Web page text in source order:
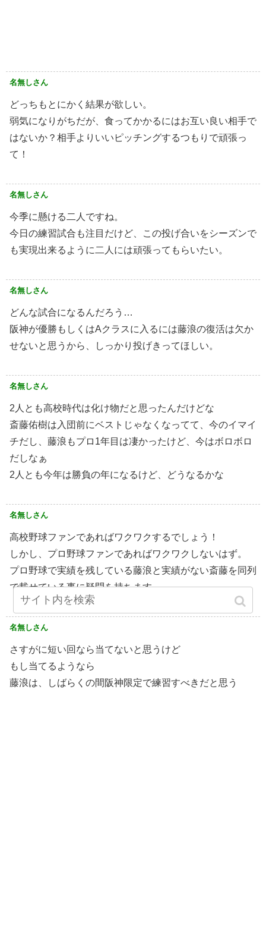
名無しさん
どっちもとにかく結果が欲しい。
弱気になりがちだが、食ってかかるにはお互い良い相手で
はないか？相手よりいいピッチングするつもりで頑張っ
て！
名無しさん
今季に懸ける二人ですね。
今日の練習試合も注目だけど、この投げ合いをシーズンで
も実現出来るように二人には頑張ってもらいたい。
名無しさん
どんな試合になるんだろう…
阪神が優勝もしくはAクラスに入るには藤浪の復活は欠か
せないと思うから、しっかり投げきってほしい。
名無しさん
2人とも高校時代は化け物だと思ったんだけどな
斎藤佑樹は入団前にベストじゃなくなってて、今のイマイ
チだし、藤浪もプロ1年目は凄かったけど、今はボロボロ
だしなぁ
2人とも今年は勝負の年になるけど、どうなるかな
名無しさん
高校野球ファンであればワクワクするでしょう！
しかし、プロ野球ファンであればワクワクしないはず。
プロ野球で実績を残している藤浪と実績がない斎藤を同列
で載せている事に疑問を持ちます。
名無しさん
さすがに短い回なら当てないと思うけど
もし当てるようなら
藤浪は、しばらくの間阪神限定で練習すべきだと思う